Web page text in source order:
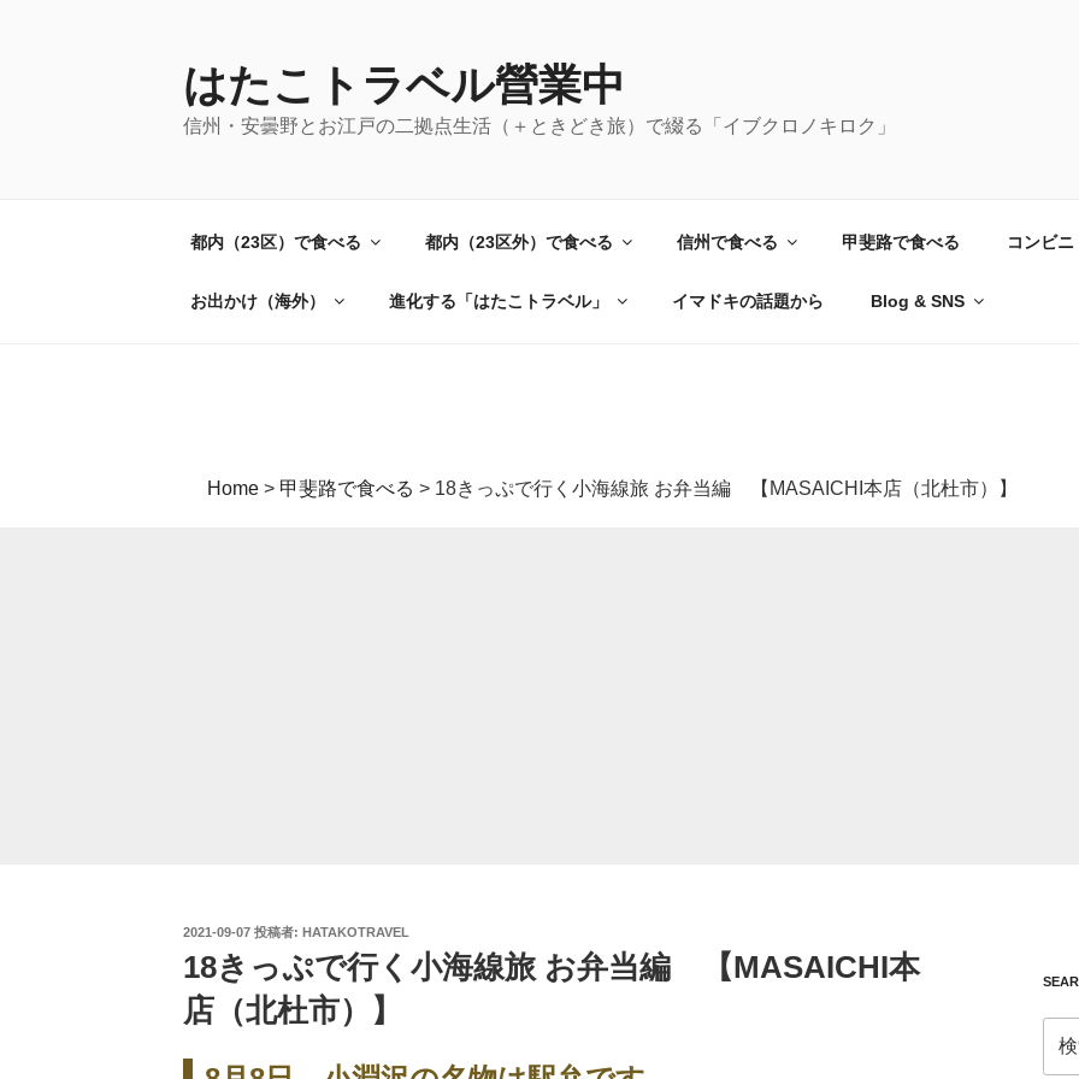
はたこトラベル營業中
信州・安曇野とお江戸の二拠点生活（＋ときどき旅）で綴る「イブクロノキロク」
都内（23区）で食べる 都内（23区外）で食べる 信州で食べる 甲斐路で食べる コンビ
お出かけ（海外） 進化する「はたこトラベル」 イマドキの話題から Blog & SNS
Home > 甲斐路で食べる > 18きっぷで行く小海線旅 お弁当編 【MASAICHI本店（北杜市）】
投
2021-09-07 投稿者: HATAKOTRAVEL
18きっぷで行く小海線旅 お弁当編 【MASAICHI本
店（北杜市）】
索: